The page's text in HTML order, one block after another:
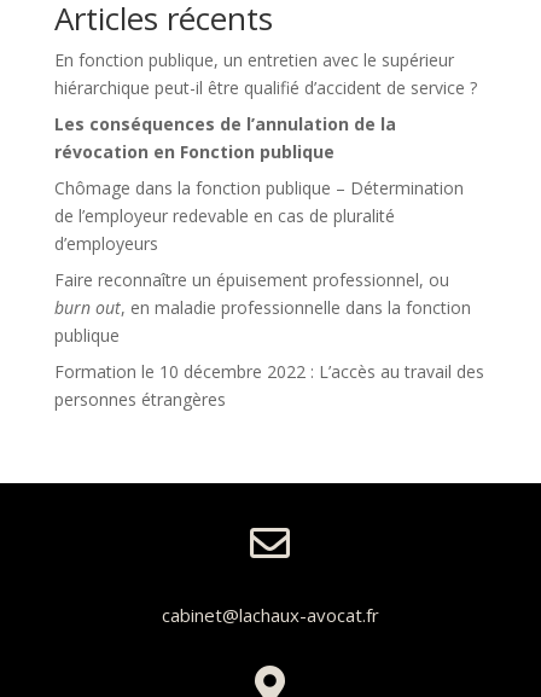
Articles récents
En fonction publique, un entretien avec le supérieur
hiérarchique peut-il être qualifié d’accident de service ?
Les conséquences de l’annulation de la
révocation en Fonction publique
Chômage dans la fonction publique – Détermination
de l’employeur redevable en cas de pluralité
d’employeurs
Faire reconnaître un épuisement professionnel, ou
burn out, en maladie professionnelle dans la fonction
publique
Formation le 10 décembre 2022 : L’accès au travail des
personnes étrangères

cabinet@lachaux-avocat.fr
